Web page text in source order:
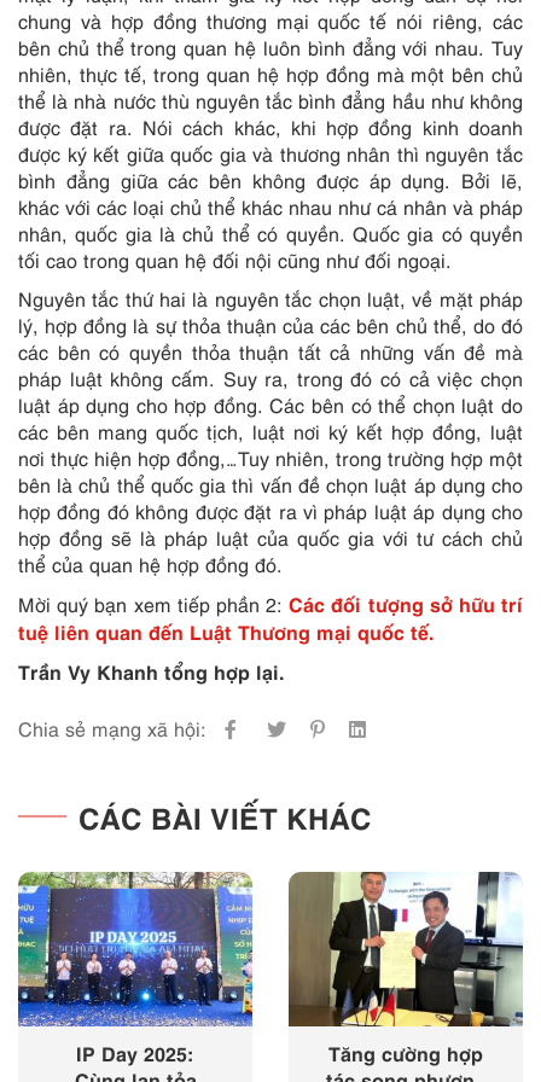
chung và hợp đồng thương mại quốc tế nói riêng, các
bên chủ thể trong quan hệ luôn bình đẳng với nhau. Tuy
nhiên, thực tế, trong quan hệ hợp đồng mà một bên chủ
thể là nhà nước thù nguyên tắc bình đẳng hầu như không
được đặt ra. Nói cách khác, khi hợp đồng kinh doanh
được ký kết giữa quốc gia và thương nhân thì nguyên tắc
bình đẳng giữa các bên không được áp dụng. Bởi lẽ,
khác với các loại chủ thể khác nhau như cá nhân và pháp
nhân, quốc gia là chủ thể có quyền. Quốc gia có quyền
tối cao trong quan hệ đối nội cũng như đối ngoại.
Nguyên tắc thứ hai là nguyên tắc chọn luật, về mặt pháp
lý, hợp đồng là sự thỏa thuận của các bên chủ thể, do đó
các bên có quyền thỏa thuận tất cả những vấn đề mà
pháp luật không cấm. Suy ra, trong đó có cả việc chọn
luật áp dụng cho hợp đồng. Các bên có thể chọn luật do
các bên mang quốc tịch, luật nơi ký kết hợp đồng, luật
nơi thực hiện hợp đồng,…Tuy nhiên, trong trường hợp một
bên là chủ thể quốc gia thì vấn đề chọn luật áp dụng cho
hợp đồng đó không được đặt ra vì pháp luật áp dụng cho
hợp đồng sẽ là pháp luật của quốc gia với tư cách chủ
thể của quan hệ hợp đồng đó.
Mời quý bạn xem tiếp phần 2:Các đối tượng sở hữu trí
tuệ liên quan đến Luật Thương mại quốc tế.
Trần Vy Khanh tổng hợp lại.
Chia sẻ mạng xã hội:
CÁC BÀI VIẾT KHÁC
IP Day 2025:
Tăng cường hợp